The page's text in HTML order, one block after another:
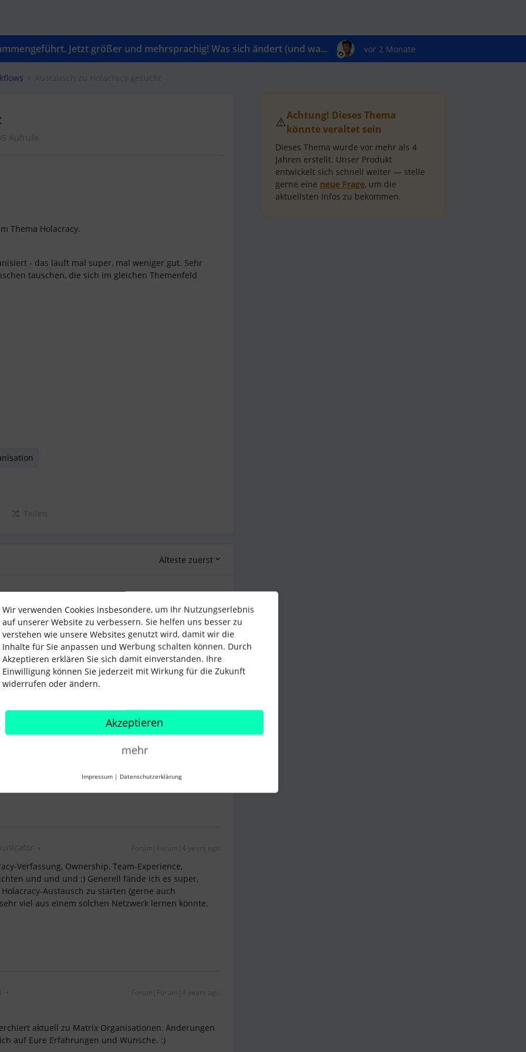
Jetzt größer und mehrsprachig! Was sich ändert (und wa... vor 2 Monate
Aufrufe
Thema Holacracy.
- das läuft mal super, mal weniger gut. Sehr
tauschen, die sich im gleichen Themenfeld
Teilen
Älteste zuerst
Es wäre sehr schön, wenn sich weitere Mitglieder
Was genau interessiert Dich denn zum Thema
oder@Nora_NErfahrungen gemacht, zu welchen sie
in der Vergangenheit beide Beiträge zu einer
Community einBeitrag zur Matrix
Hast Du Interesse Dich mit Beat auszutauschen?
internationalen Community, Du kannst die selbe Mail
:)
Forum|Forum|4 years ago
Verfassung, Ownership, Team-Experience,
und und und :) Generell fände ich es super,
Austausch zu starten (gerne auch
viel aus einem solchen Netzwerk lernen könnte.
Forum|Forum|4 years ago
aktuell zu Matrix Organisationen, Änderungen
auf Eure Erfahrungen und Wünsche. :)
⚠️Achtung! Dieses Thema
könnte veraltet sein
Dieses Thema wurde vor mehr als 4
Jahren erstellt. Unser Produkt
entwickelt sich schnell weiter — stelle
gerne eine neue Frage, um die
aktuellsten Infos zu bekommen.
Wir verwenden Cookies insbesondere, um Ihr Nutzungserlebnis
auf unserer Website zu verbessern. Sie helfen uns besser zu
verstehen wie unsere Websites genutzt wird, damit wir die
Inhalte für Sie anpassen und Werbung schalten können. Durch
Akzeptieren erklären Sie sich damit einverstanden. Ihre
Einwilligung können Sie jederzeit mit Wirkung für die Zukunft
widerrufen oder ändern.
Akzeptieren
mehr
Impressum | Datenschutzerklärung